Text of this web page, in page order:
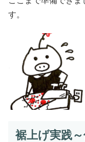
す。
裾上げ実践